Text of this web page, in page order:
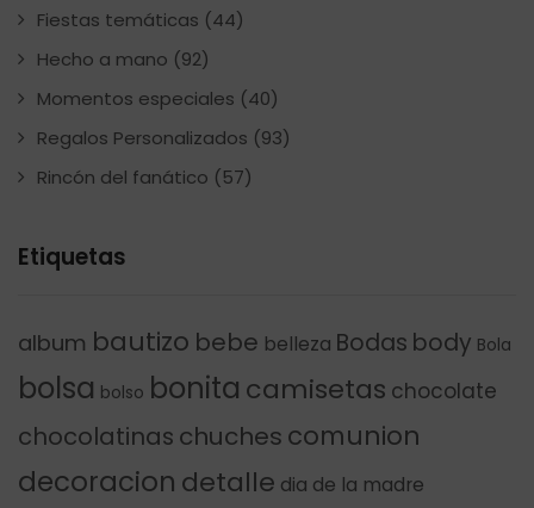
Fiestas temáticas (44)
Hecho a mano (92)
Momentos especiales (40)
Regalos Personalizados (93)
Rincón del fanático (57)
Etiquetas
album bautizo bebe belleza Bodas body Bola
bolsa bolso bonita camisetas chocolate
chocolatinas chuches comunion
decoracion detalle dia de la madre